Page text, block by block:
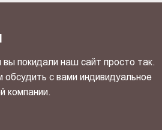
покидали наш сайт просто так.
с вами индивидуальное
компании.
КОНТАКТ